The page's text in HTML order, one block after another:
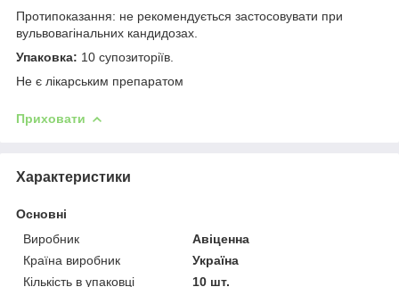
Протипоказання: не рекомендується застосовувати при
вульвовагінальних кандидозах.
Упаковка: 10 супозиторіїв.
Не є лікарським препаратом
Приховати
Характеристики
Основні
Виробник
Авіценна
Країна виробник
Україна
Кількість в упаковці
10 шт.